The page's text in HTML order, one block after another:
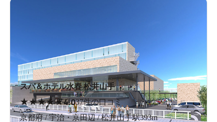
スパ＆ホテル水春 松井山手
★★★★★4.037件の口コミ
京都府 / 宇治・京田辺 / 松井山手駅393m